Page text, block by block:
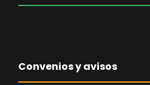
Convenios y avisos